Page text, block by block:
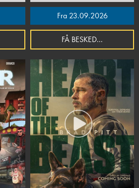
Fra 23.09.2026
FÅ BESKED...